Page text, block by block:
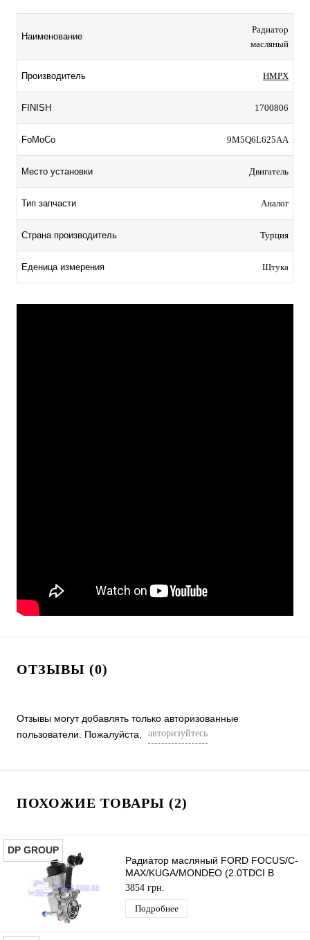
Наименование
Радиатор
масляный
Производитель HMPX
FINISH 1700806
FoMoCo 9M5Q6L625AA
Место установки Двигатель
Тип запчасти Аналог
Страна производитель Турция
Еденица измерения Штука
ОТЗЫВЫ (0)
Отзывы могут добавлять только авторизованные
пользователи. Пожалуйста,
авторизуйтесь
ПОХОЖИЕ ТОВАРЫ (2)
DP GROUP
Радиатор масляный FORD FOCUS/C-
MAX/KUGA/MONDEO (2.0TDCI В
сборе) DP GROUP
3854 грн.
Подробнее